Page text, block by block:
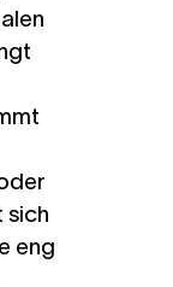
sich
eng